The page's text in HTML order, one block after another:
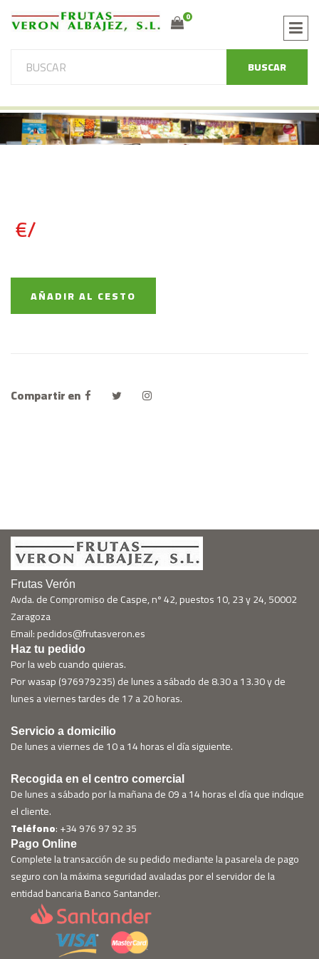
0
BUSCAR
€/
AÑADIR AL CESTO
Compartir en
Frutas Verón
Avda. de Compromiso de Caspe, nº 42, puestos 10, 23 y 24, 50002
Zaragoza
Email: pedidos@frutasveron.es
Haz tu pedido
Por la web cuando quieras.
Por wasap (976979235) de lunes a sábado de 8.30 a 13.30 y de
lunes a viernes tardes de 17 a 20 horas.
Servicio a domicilio
De lunes a viernes de 10 a 14 horas el día siguiente.
Recogida en el centro comercial
De lunes a sábado por la mañana de 09 a 14 horas el día que indique
el cliente.
Teléfono: +34 976 97 92 35
Pago Online
Complete la transacción de su pedido mediante la pasarela de pago
seguro con la máxima seguridad avaladas por el servidor de la
entidad bancaria Banco Santander.